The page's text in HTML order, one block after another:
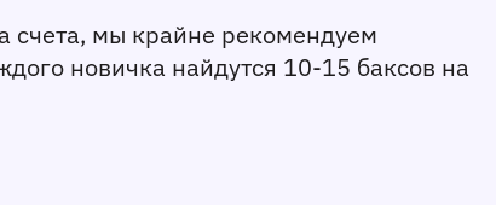
счета, мы крайне рекомендуем
новичка найдутся 10-15 баксов на